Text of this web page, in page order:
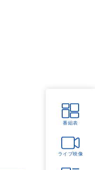
番組表
ライブ映像